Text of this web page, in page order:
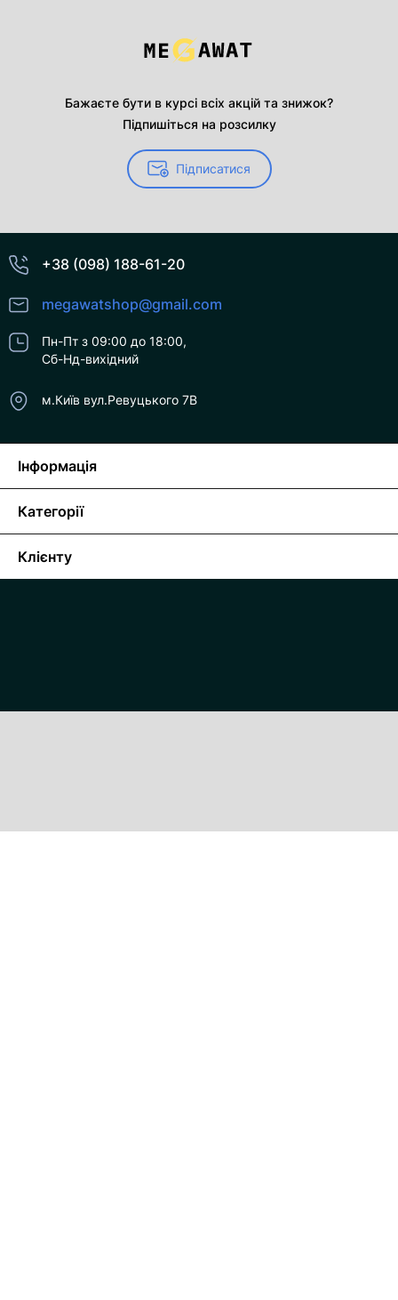
Бажаєте бути в курсі всіх акцій та знижок?
Підпишіться на розсилку
Підписатися
+38 (098) 188-61-20
megawatshop@gmail.com
Пн-Пт з 09:00 до 18:00,
Сб-Нд-вихідний
м.Київ вул.Ревуцького 7В
Інформація
Категорії
Клієнту